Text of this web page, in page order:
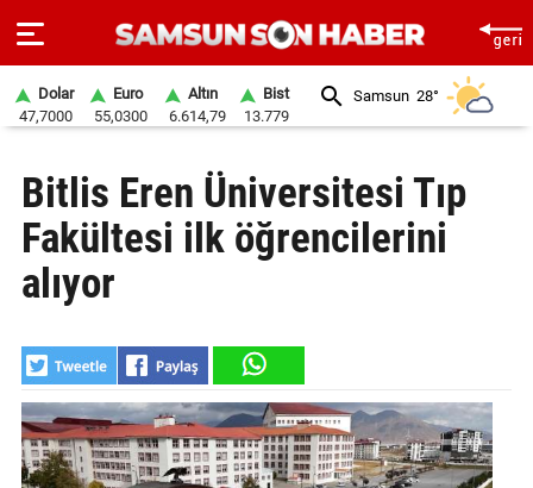
SAYFA
SAMSUN
HABER
GÜNDEM
SİYASET
EKONOMİ
Dolar
47,7000
Euro
55,0300
Altın
6.614,79
Bist
13.779
Samsun 28°
Bitlis Eren Üniversitesi Tıp
Fakültesi ilk öğrencilerini
alıyor